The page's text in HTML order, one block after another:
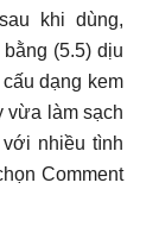
khi dùng,
(5.5) dịu
dạng kem
vừa làm sạch
nhiều tình
Comment